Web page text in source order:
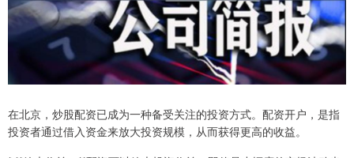
在北京，炒股配资已成为一种备受关注的投资方式。配资开户，是指
投资者通过借入资金来放大投资规模，从而获得更高的收益。